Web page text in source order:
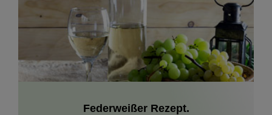
Federweißer Rezept.